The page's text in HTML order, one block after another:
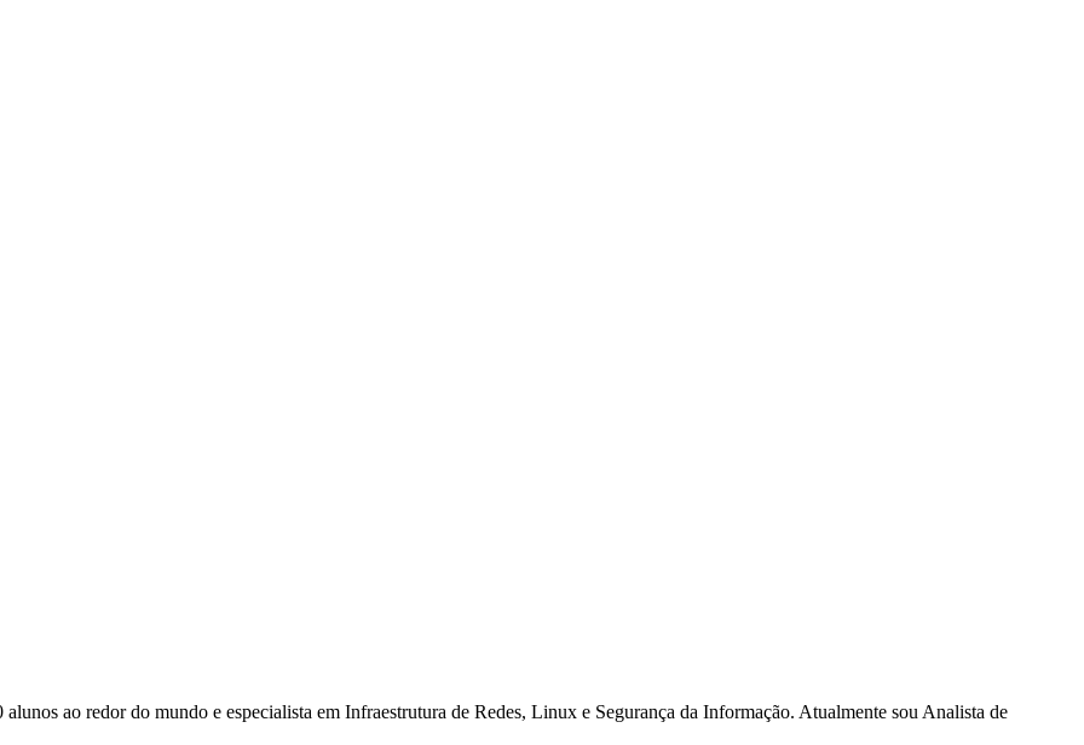
ao redor do mundo e especialista em Infraestrutura de Redes, Linux e Segurança da Informação. Atualmente sou Analista de